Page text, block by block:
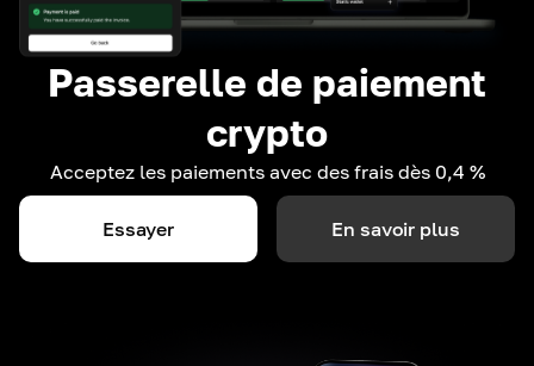
Passerelle de paiement
crypto
Acceptez les paiements avec des frais dès 0,4 %
Essayer En savoir plus